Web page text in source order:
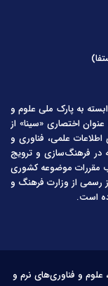
به پارک ملی علوم و
اختصاری «سینا» از
اطلاعات علمی، فناوری و
در فرهنگ‌سازی و ترویج
مقررات موضوعه کشوری
رسمی از وزارت فرهنگ و
و فناوری‌های نرم و